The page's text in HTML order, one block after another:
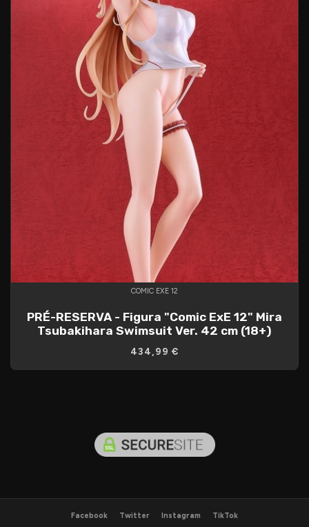
COMIC EXE 12
PRÉ-RESERVA - Figura "Comic ExE 12" Mira
Tsubakihara Swimsuit Ver. 42 cm (18+)
434,99 €
Facebook Twitter Instagram TikTok